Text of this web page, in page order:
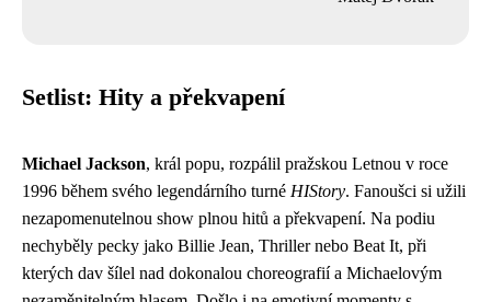
Setlist: Hity a překvapení
Michael Jackson, král popu, rozpálil pražskou Letnou v roce
1996 během svého legendárního turné HIStory. Fanoušci si užili
nezapomenutelnou show plnou hitů a překvapení. Na podiu
nechyběly pecky jako Billie Jean, Thriller nebo Beat It, při
kterých dav šílel nad dokonalou choreografií a Michaelovým